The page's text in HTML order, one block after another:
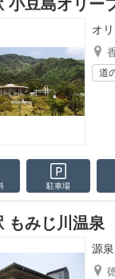
小豆島オリー
オ
道
駐車場
もみじ川温泉
源